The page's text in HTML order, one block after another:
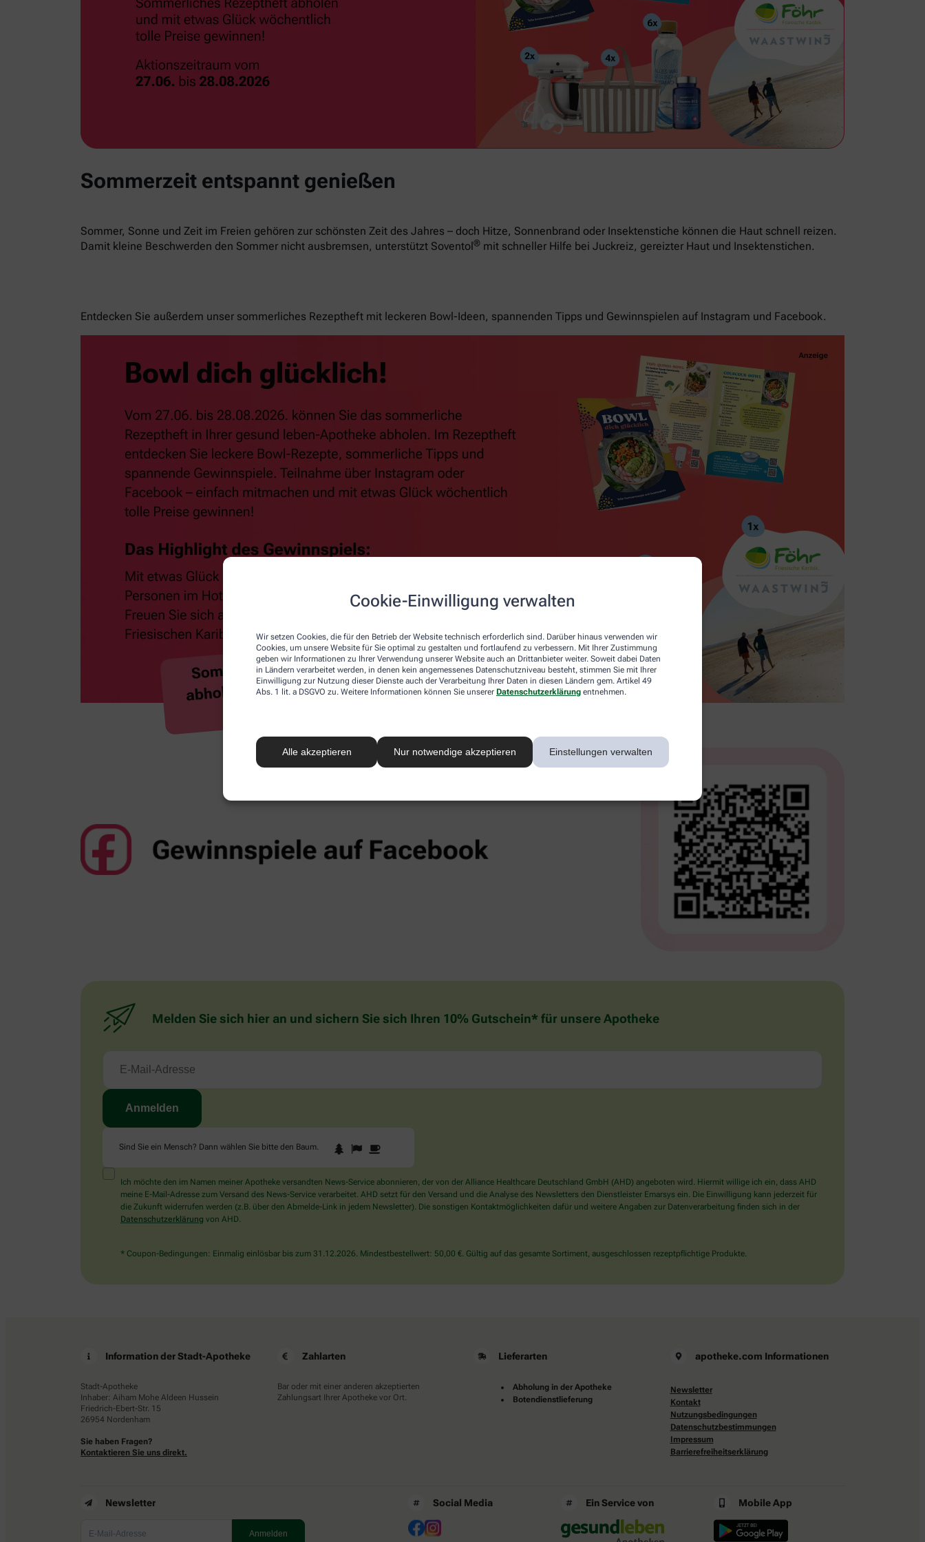
Cookie-Einwilligung verwalten
Wir setzen Cookies, die für den Betrieb der Website technisch erforderlich sind. Darüber hinaus verwenden wir
Cookies, um unsere Website für Sie optimal zu gestalten und fortlaufend zu verbessern. Mit Ihrer Zustimmung
geben wir Informationen zu Ihrer Verwendung unserer Website auch an Drittanbieter weiter. Soweit dabei Daten
in Ländern verarbeitet werden, in denen kein angemessenes Datenschutzniveau besteht, stimmen Sie mit Ihrer
Einwilligung zur Nutzung dieser Dienste auch der Verarbeitung Ihrer Daten in diesen Ländern gem. Artikel 49
Abs. 1 lit. a DSGVO zu. Weitere Informationen können Sie unserer Datenschutzerklärung entnehmen.
Alle akzeptieren Nur notwendige akzeptieren Einstellungen verwalten
Sommerzeit entspannt genießen
Sommer, Sonne und Zeit im Freien gehören zur schönsten Zeit des Jahres – doch Hitze, Sonnenbrand oder Insektenstiche können die Haut schnell reizen.
Damit kleine Beschwerden den Sommer nicht ausbremsen, unterstützt Soventol® mit schneller Hilfe bei Juckreiz, gereizter Haut und Insektenstichen.
Entdecken Sie außerdem unser sommerliches Rezeptheft mit leckeren Bowl-Ideen, spannenden Tipps und Gewinnspielen auf Instagram und Facebook.
Melden Sie sich hier an und sichern Sie sich Ihren 10% Gutschein* für unsere Apotheke
Sind Sie ein Mensch? Dann wählen Sie bitte den Baum.
Sind
Sie
Mensch?
Dann
wählen
Baum.
1 2
Ich möchte den im Namen meiner Apotheke versandten News-Service abonnieren, der von der Alliance Healthcare Deutschland GmbH (AHD) angeboten wird. Hiermit willige ich ein, dass AHD
meine E-Mail-Adresse zum Versand des News-Service verarbeitet. AHD setzt für den Versand und die Analyse des Newsletters den Dienstleister Emarsys ein. Die Einwilligung kann jederzeit für
die Zukunft widerrufen werden (z.B. über den Abmelde-Link in jedem Newsletter). Die sonstigen Kontaktmöglichkeiten dafür und weitere Angaben zur Datenverarbeitung finden sich in der
Datenschutzerklärung von AHD.
* Coupon-Bedingungen: Einmalig einlösbar bis zum 31.12.2026. Mindestbestellwert: 50,00 €. Gültig auf das gesamte Sortiment, ausgeschlossen rezeptpflichtige Produkte.
Information der Stadt-Apotheke
Stadt-Apotheke
Inhaber: Aiham Mohe Aldeen Hussein
Friedrich-Ebert-Str. 15
26954 Nordenham
Sie haben Fragen?
Kontaktieren Sie uns direkt.
Zahlarten
Bar oder mit einer anderen akzeptierten
Zahlungsart Ihrer Apotheke vor Ort.
Lieferarten
Abholung in der Apotheke
Botendienstlieferung
apotheke.com Informationen
Newsletter
Kontakt
Nutzungsbedingungen
Datenschutzbestimmungen
Impressum
Barrierefreiheitserklärung
Newsletter Social Media Ein Service von Mobile App